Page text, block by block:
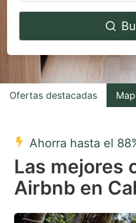
Navigate
to
interact
with
the
select
a
date.
Ofertas destacadas
Ahorra hasta el
Las mejores
Airbnb en